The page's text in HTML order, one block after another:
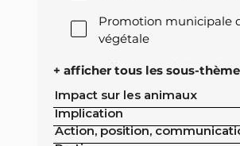
Promotion municipale
végétale
Offre végétale lors des
Exclusion de l'élevage
publics de la ville
+ afficher tous les sous-
Impact sur les animaux
Implication
Action, position,